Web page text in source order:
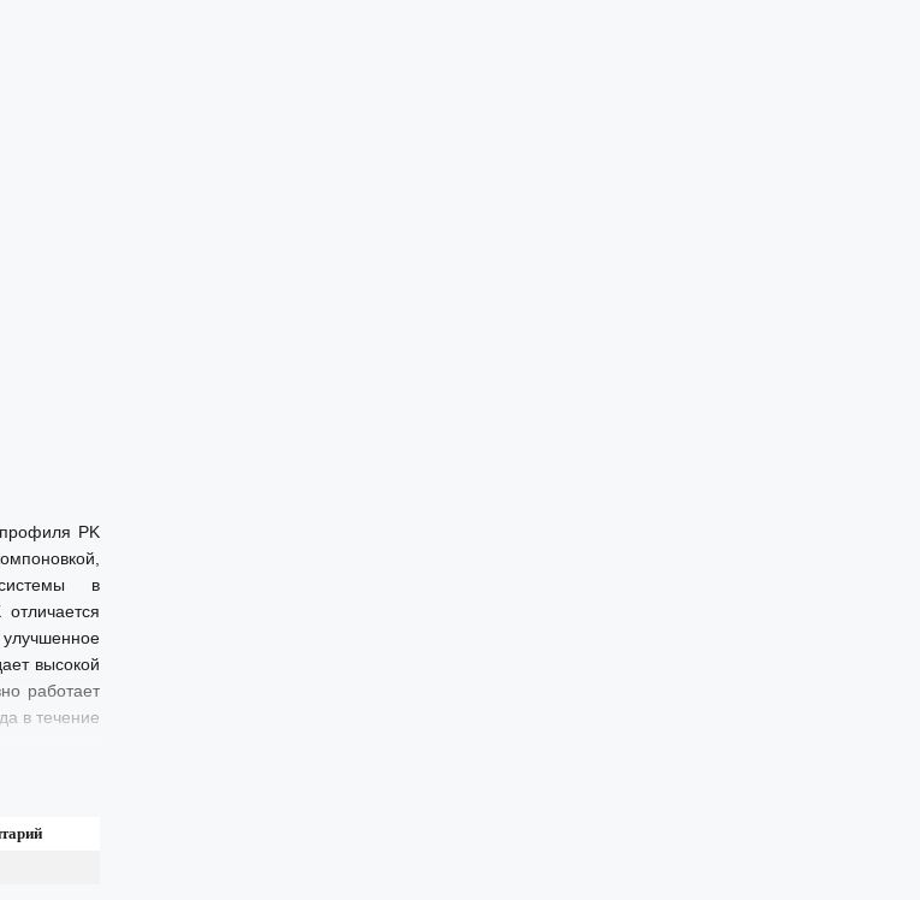
PK
в
высокой
работает
в течение